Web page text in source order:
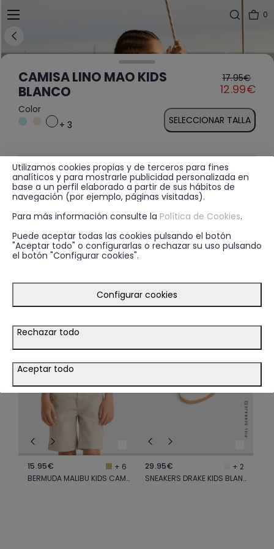
0
CAMISA LINO MAO KIDS
BLANCO
Price reduced
17.95€
to
12.99€
Color
+ 3
SELECCIONAR TALLA
MÁS INFORMACIÓN
DISPONIBILIDAD EN TIENDA
TE PODRÍA INTERESAR
LOOK
15.95€
+ 6
BERMUDA MALIBU KIDS CAMEL
LOOK
29.95€
+ 2
SNEAKERS DRAKE KIDS BLANCO
Utilizamos cookies propias y de terceros para fines
analíticos y para mostrarle publicidad personalizada en
base a un perfil elaborado a partir de sus hábitos de
navegación (por ejemplo, páginas visitadas).
Para más información consulte la Política de Cookies.
Puede aceptar todas las cookies pulsando el botón
"Aceptar todo" o configurarlas o rechazar su uso pulsando
el botón "Configurar cookies".
Configurar cookies
Rechazar todo
Aceptar todo